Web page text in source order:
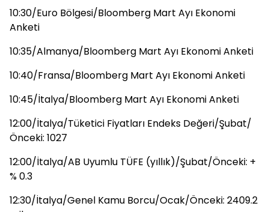
10:30/Euro Bölgesi/Bloomberg Mart Ayı Ekonomi
Anketi
10:35/Almanya/Bloomberg Mart Ayı Ekonomi Anketi
10:40/Fransa/Bloomberg Mart Ayı Ekonomi Anketi
10:45/İtalya/Bloomberg Mart Ayı Ekonomi Anketi
12:00/İtalya/Tüketici Fiyatları Endeks Değeri/Şubat/
Önceki: 1027
12:00/İtalya/AB Uyumlu TÜFE (yıllık)/Şubat/Önceki: +
% 0.3
12:30/İtalya/Genel Kamu Borcu/Ocak/Önceki: 2409.2